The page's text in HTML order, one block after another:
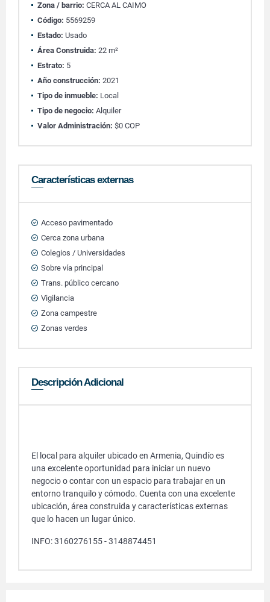
Zona / barrio: CERCA AL CAIMO
Código: 5569259
Estado: Usado
Área Construida: 22 m²
Estrato: 5
Año construcción: 2021
Tipo de inmueble: Local
Tipo de negocio: Alquiler
Valor Administración: $0 COP
Características externas
Acceso pavimentado
Cerca zona urbana
Colegios / Universidades
Sobre vía principal
Trans. público cercano
Vigilancia
Zona campestre
Zonas verdes
Descripción Adicional
El local para alquiler ubicado en Armenia, Quindío es
una excelente oportunidad para iniciar un nuevo
negocio o contar con un espacio para trabajar en un
entorno tranquilo y cómodo. Cuenta con una excelente
ubicación, área construida y características externas
que lo hacen un lugar único.
INFO: 3160276155 - 3148874451